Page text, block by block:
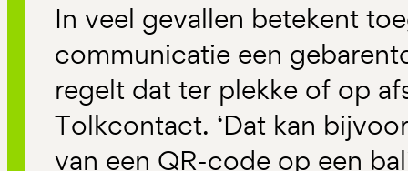
In veel gevallen betekent
communicatie een
regelt dat ter plekke of op
Tolkcontact. ‘Dat kan
van een QR-code op een